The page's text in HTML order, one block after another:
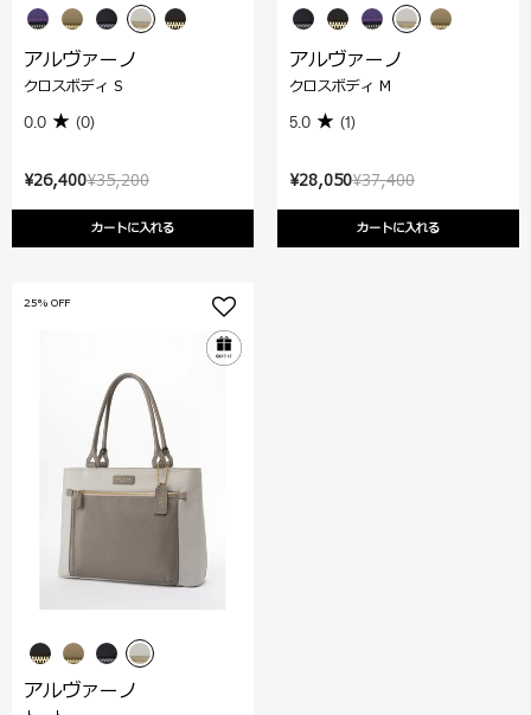
¥35,200
¥26,400
カートに入れる
アルヴァーノ
クロスボディ S
0.0 (0)
¥37,400
¥28,050
カートに入れる
アルヴァーノ
クロスボディ M
5.0 (1)
25% OFF
アルヴァーノ